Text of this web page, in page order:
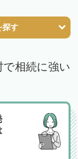
探す
で相続に強い